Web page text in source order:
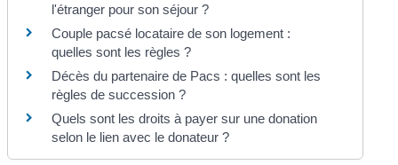
l'étranger pour son séjour ?
Couple pacsé locataire de son logement :
quelles sont les règles ?
Décès du partenaire de Pacs : quelles sont les
règles de succession ?
Quels sont les droits à payer sur une donation
selon le lien avec le donateur ?